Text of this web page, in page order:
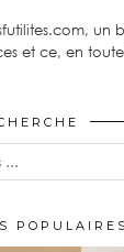
un
et ce, en
POPULAIRES